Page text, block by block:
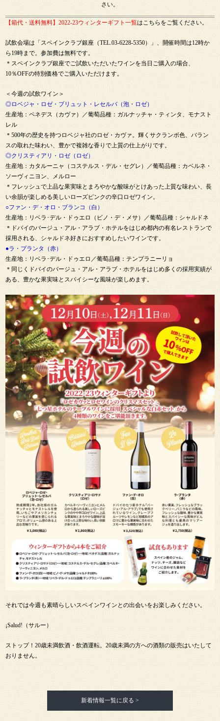
さい。
【箱代・送料無料】2022-23ウィンターギフト一覧はこちらをご覧ください。
試飲会場は「スペインクラブ銀座（TEL.03-6228-5350）」、開催時間は12時か
ら19時まで。参加費は無料です。
＊スペインクラブ銀座でご試飲いただいたワインを当日ご購入の場合、
10％OFFの特別価格でご購入いただけます。
＜今週の試飲ワイン＞
◎ロベジャ・ロゼ・ブリュット・レセルバ（泡・ロゼ）
生産地：ペネデス（カヴァ）／葡萄品種：ガルナッチャ・ティンタ、モナスト
レル
＊500年の歴史を持つロベジャ社のロゼ・カヴァ。輝くサクランボ色、バラン
スの取れた味わい、豊かで複雑な香りで上質の仕上がりです。
◎クリスティアリ・ロゼ（ロゼ）
生産地：カタルーニャ（コステルス・デル・セグレ）／葡萄品種：カベルネ・
ソーヴィニヨン、メルロー
＊フレッシュで上品な果実味とまろやかな酸味がとけあった上質な味わい、長
い余韻が楽しめる美しいローズピンクの辛口ロゼワイン。
○ファン・デ・オロ・ブランコ（白）
生産地：リベラ･デル・ドゥエロ（ビノ・デ・メサ）／葡萄品種：シャルドネ
＊ドバイのバージュ・アル・アラブ・ホテルをはじめ都内の有名レストランで
採用される、シャルドネ好きにおすすめしたいワインです。
●ラ・プランタ（赤）
生産地：リベラ･デル・ドゥエロ／葡萄品種：テンプラニーリョ
＊同じくドバイのバージュ・アル・アラブ・ホテルをはじめ多くの採用実績が
ある、豊かな果実味とスパイシーな風味が楽しめます。
それでは今週も素晴らしいスペインワインとの出会いをお楽しみください。
¡Salud!（サルー）
ストップ！20歳未満飲酒・飲酒運転。20歳未満の方への酒類の販売はいたして
おりません。
新着情報一覧に戻る >